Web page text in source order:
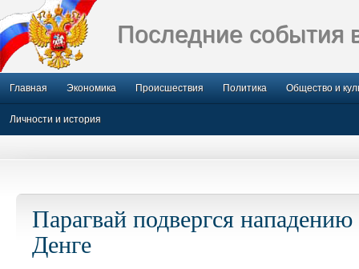
Последние события
Главная Экономика Происшествия Политика Общество и
Личности и история
Парагвай подвергся
Денге